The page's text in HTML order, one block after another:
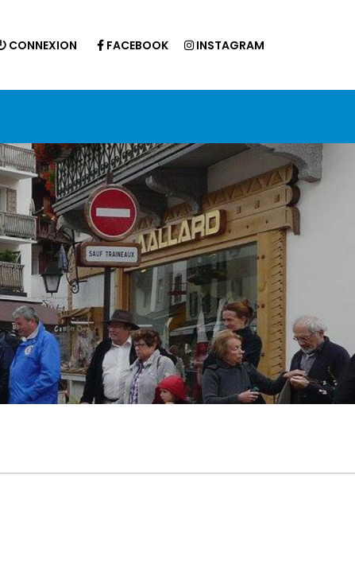
CONNEXION FACEBOOK INSTAGRAM